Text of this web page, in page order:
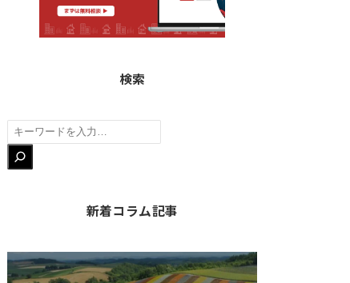
検索
検
索
新着コラム記事